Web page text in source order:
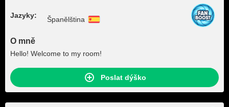
Jazyky: Španělština
O mně
Hello! Welcome to my room!
Poslat dýško